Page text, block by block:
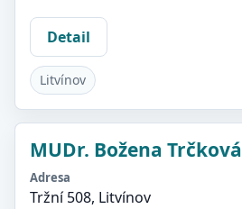
Detail
Litvínov
MUDr. Božena Trčková
Adresa
Tržní 508, Litvínov